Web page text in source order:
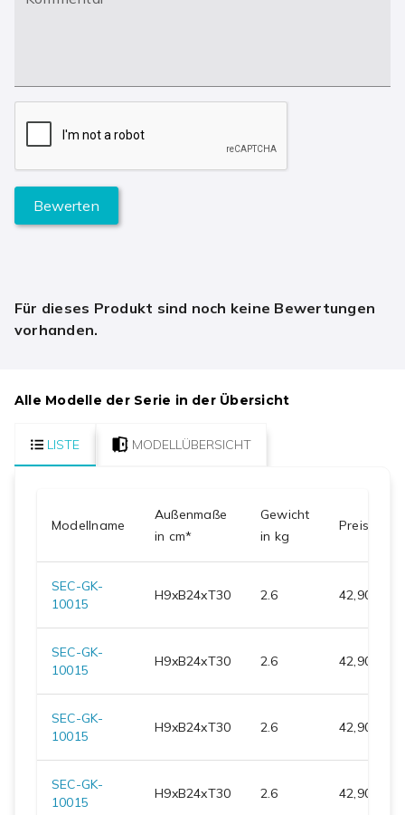
Bewerten
Für dieses Produkt sind noch keine Bewertungen
vorhanden.
Alle Modelle der Serie in der Übersicht
LISTE MODELLÜBERSICHT
Modellname
Außenmaße
in cm*
Gewicht
in kg
Preis
SEC-GK-
10015
H9xB24xT30 2.6 42,90 €
SEC-GK-
10015
H9xB24xT30 2.6 42,90 €
SEC-GK-
10015
H9xB24xT30 2.6 42,90 €
SEC-GK-
10015
H9xB24xT30 2.6 42,90 €